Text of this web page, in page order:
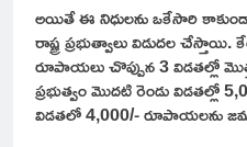
అయితే ఈ నిధులను ఒకేసారి
రాష్ట్ర ప్రభుత్వాలు విడుదల చేస్తాయి.
రూపాయలు చొప్పున 3 విడతల్లో
ప్రభుత్వం మొదటి రెండు విడతల్లో
విడతలో 4,000/- రూపాయలను జమ